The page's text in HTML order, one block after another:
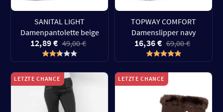
SANITAL LIGHT
Damenpantolette beige
12,89 € 49,00 €
TOPWAY COMFORT
Damenslipper navy
16,36 € 69,00 €
LETZTE CHANCE LETZTE CHANCE